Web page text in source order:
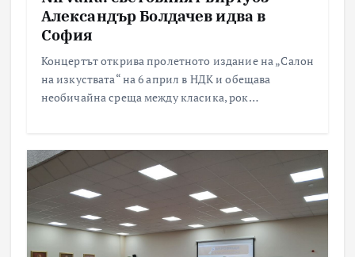
Александър Болдачев идва в
София
Концертът открива пролетното издание на „Салон
на изкуствата“ на 6 април в НДК и обещава
необичайна среща между класика, рок…